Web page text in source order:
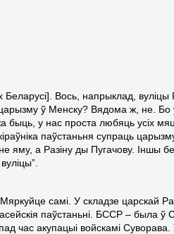
Вось, напрыклад, вуліцы
ў Менску? Вядома ж, не. Бо
у нас проста любяць усіх
паўстаньня супраць
а Разіну ды Пугачову. Іншы
. Мяркуйце самі. У складзе царскай
паўстаньні. БССР – была ў
час акупацыі войскамі